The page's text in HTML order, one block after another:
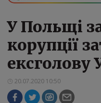
У Польщі
корупції
ексголову
20.07.2020 10:50